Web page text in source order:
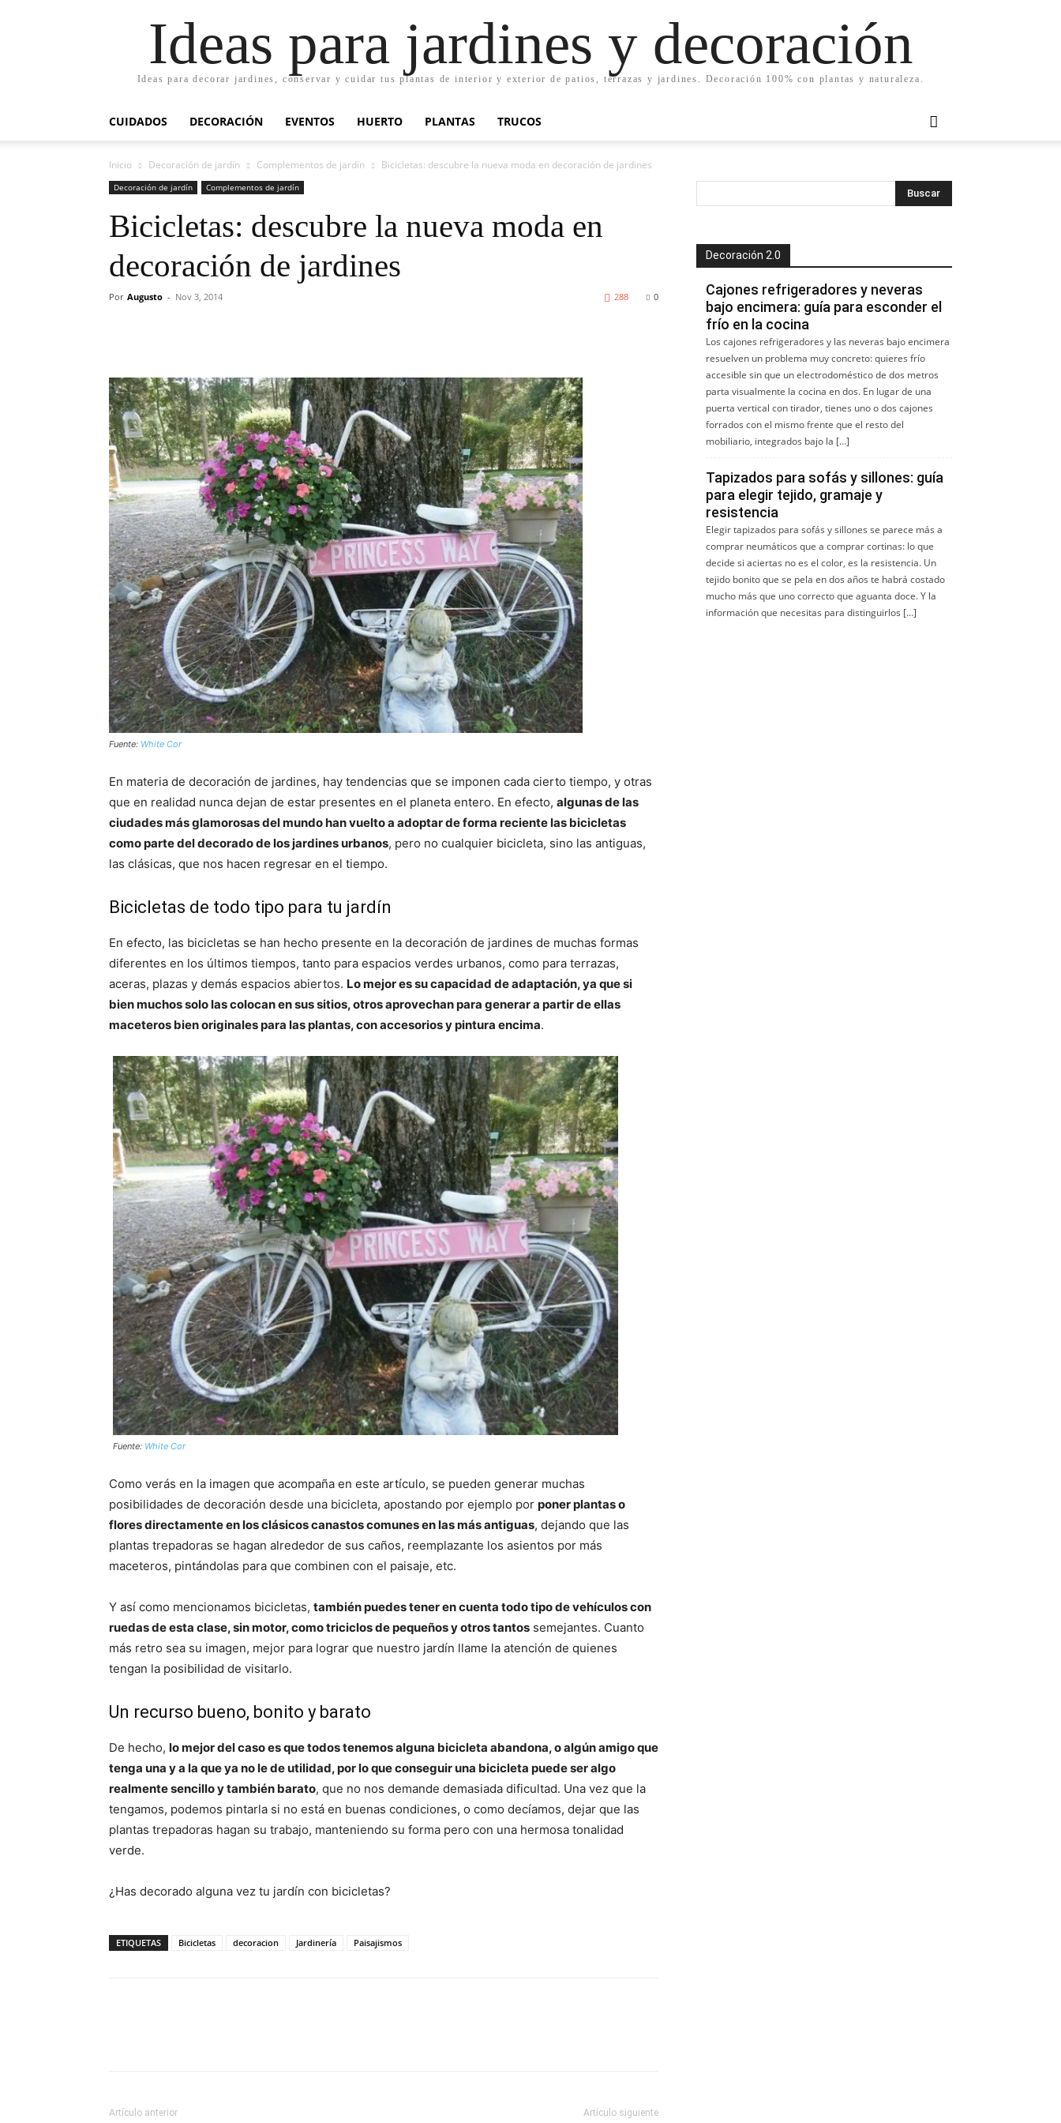
Ideas para jardines y decoración
Ideas para decorar jardines, conservar y cuidar tus plantas de interior y exterior de patios, terrazas y jardines. Decoración 100% con plantas y naturaleza.
CUIDADOS DECORACIÓN EVENTOS HUERTO PLANTAS TRUCOS
Inicio Decoración de jardín Complementos de jardín Bicicletas: descubre la nueva moda en decoración de jardines
Decoración de jardín Complementos de jardín
Bicicletas: descubre la nueva moda en
decoración de jardines
Por Augusto - Nov 3, 2014 0
288
Fuente: White Cor
En materia de decoración de jardines, hay tendencias que se imponen cada cierto tiempo, y otras
que en realidad nunca dejan de estar presentes en el planeta entero. En efecto, algunas de las
ciudades más glamorosas del mundo han vuelto a adoptar de forma reciente las bicicletas
como parte del decorado de los jardines urbanos, pero no cualquier bicicleta, sino las antiguas,
las clásicas, que nos hacen regresar en el tiempo.
Bicicletas de todo tipo para tu jardín
En efecto, las bicicletas se han hecho presente en la decoración de jardines de muchas formas
diferentes en los últimos tiempos, tanto para espacios verdes urbanos, como para terrazas,
aceras, plazas y demás espacios abiertos. Lo mejor es su capacidad de adaptación, ya que si
bien muchos solo las colocan en sus sitios, otros aprovechan para generar a partir de ellas
maceteros bien originales para las plantas, con accesorios y pintura encima.
Fuente: White Cor
Como verás en la imagen que acompaña en este artículo, se pueden generar muchas
posibilidades de decoración desde una bicicleta, apostando por ejemplo por poner plantas o
flores directamente en los clásicos canastos comunes en las más antiguas, dejando que las
plantas trepadoras se hagan alrededor de sus caños, reemplazante los asientos por más
maceteros, pintándolas para que combinen con el paisaje, etc.
Y así como mencionamos bicicletas, también puedes tener en cuenta todo tipo de vehículos con
ruedas de esta clase, sin motor, como triciclos de pequeños y otros tantos semejantes. Cuanto
más retro sea su imagen, mejor para lograr que nuestro jardín llame la atención de quienes
tengan la posibilidad de visitarlo.
Un recurso bueno, bonito y barato
De hecho, lo mejor del caso es que todos tenemos alguna bicicleta abandona, o algún amigo que
tenga una y a la que ya no le de utilidad, por lo que conseguir una bicicleta puede ser algo
realmente sencillo y también barato, que no nos demande demasiada dificultad. Una vez que la
tengamos, podemos pintarla si no está en buenas condiciones, o como decíamos, dejar que las
plantas trepadoras hagan su trabajo, manteniendo su forma pero con una hermosa tonalidad
verde.
¿Has decorado alguna vez tu jardín con bicicletas?
ETIQUETAS Bicicletas decoracion Jardinería Paisajismos
Artículo anterior Artículo siguiente
Decoración 2.0
Cajones refrigeradores y neveras
bajo encimera: guía para esconder el
frío en la cocina
Los cajones refrigeradores y las neveras bajo encimera
resuelven un problema muy concreto: quieres frío
accesible sin que un electrodoméstico de dos metros
parta visualmente la cocina en dos. En lugar de una
puerta vertical con tirador, tienes uno o dos cajones
forrados con el mismo frente que el resto del
mobiliario, integrados bajo la […]
Tapizados para sofás y sillones: guía
para elegir tejido, gramaje y
resistencia
Elegir tapizados para sofás y sillones se parece más a
comprar neumáticos que a comprar cortinas: lo que
decide si aciertas no es el color, es la resistencia. Un
tejido bonito que se pela en dos años te habrá costado
mucho más que uno correcto que aguanta doce. Y la
información que necesitas para distinguirlos […]